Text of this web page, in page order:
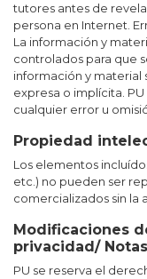
tutores antes de
persona en Internet.
La información y
controlados para que
información y material
expresa o implícita.
cualquier error u
Propiedad
Los elementos
etc.) no pueden ser
comercializados sin la
Modificaciones
privacidad/
PU se reserva el